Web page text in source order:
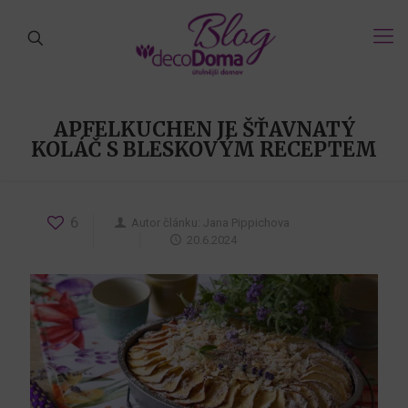
APFELKUCHEN JE ŠŤAVNATÝ
KOLÁČ S BLESKOVÝM RECEPTEM
6 Autor článku: Jana Pippichova
20.6.2024